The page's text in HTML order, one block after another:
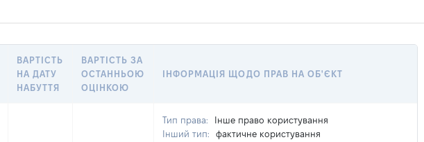
ВАРТІСТЬ
НА ДАТУ
НАБУТТЯ
ВАРТІСТЬ ЗА
ОСТАННЬОЮ
ОЦІНКОЮ
ІНФОРМАЦІЯ ЩОДО ПРАВ НА ОБ'ЄКТ
Тип права:
Інше право користування
Інший тип:
фактичне користування